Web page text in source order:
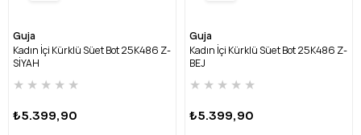
Guja
Kadın İçi Kürklü Süet Bot 25K486 Z-
SİYAH
★ ★ ★ ★ ★
₺5.399,90
Guja
Kadın İçi Kürklü Süet Bot 25K486 Z-
BEJ
★ ★ ★ ★ ★
₺5.399,90